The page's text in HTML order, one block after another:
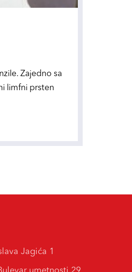
Zajedno sa
limfni prsten
Jagića 1